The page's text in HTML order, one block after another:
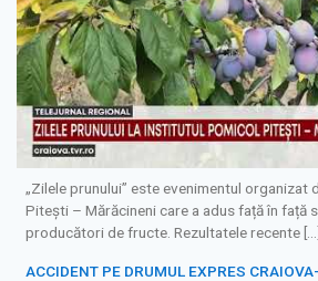
„Zilele prunului” este evenimentul organizat
Pitești – Mărăcineni care a adus față în față
producători de fructe. Rezultatele recente […]
ACCIDENT PE DRUMUL EXPRES